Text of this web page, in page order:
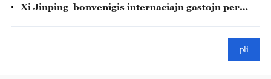
Xi Jinping bonvenigis internaciajn gastojn per
pli